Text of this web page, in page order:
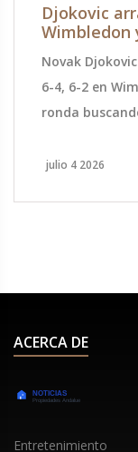
Djokovic
Wimbledon
Novak
6-4, 6-2 en
ronda
julio 4 2026
ACERCA DE
Entretenimiento